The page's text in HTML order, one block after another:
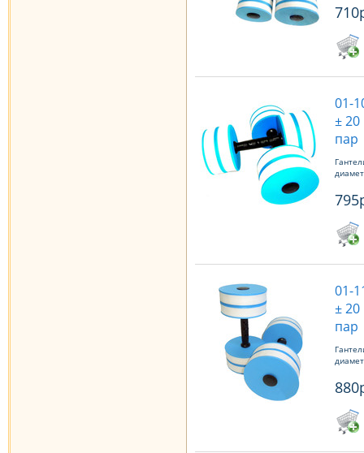
01-
±
пар
01-
±
пар